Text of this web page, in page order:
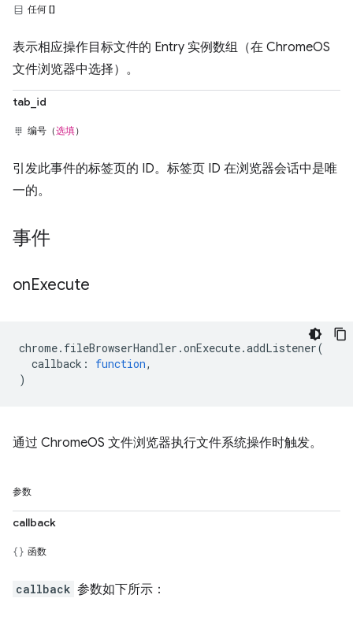
任何 []
表示相应操作目标文件的 Entry 实例数组（在 ChromeOS
文件浏览器中选择）。
tab_id
编号（选填）
引发此事件的标签页的 ID。标签页 ID 在浏览器会话中是唯
一的。
事件
onExecute
chrome. fileBrowserHandler .onExecute.addListener(
callback : function,
)
通过 ChromeOS 文件浏览器执行文件系统操作时触发。
参数
callback
函数
callback 参数如下所示：